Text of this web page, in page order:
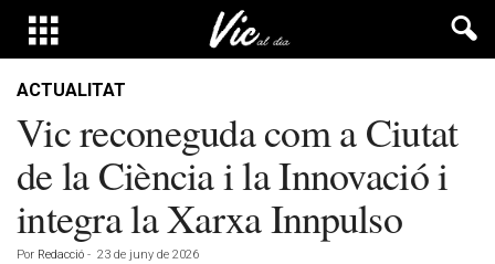
ACTUALITAT
Vic reconeguda com a Ciutat
de la Ciència i la Innovació i
integra la Xarxa Innpulso
Por Redacció - 23 de juny de 2026